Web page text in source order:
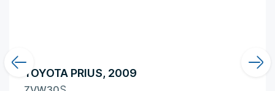
TOYOTA PRIUS, 2009